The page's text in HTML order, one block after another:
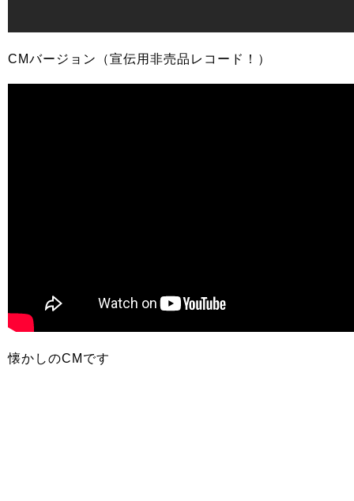
CMバージョン（宣伝用非売品レコード！）
懐かしのCMです